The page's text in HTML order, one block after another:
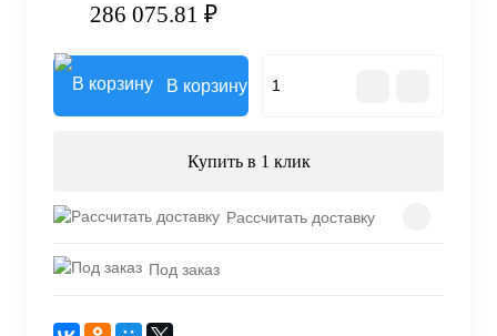
286 075.81 ₽
В корзину
Купить в 1 клик
Рассчитать доставку
Под заказ